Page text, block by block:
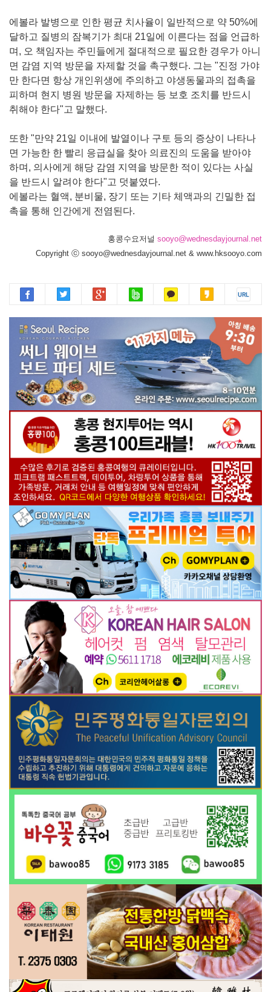
에볼라 발병으로 인한 평균 치사율이 일반적으로 약 50%에
달하고 질병의 잠복기가 최대 21일에 이른다는 점을 언급하
며, 오 책임자는 주민들에게 절대적으로 필요한 경우가 아니
면 감염 지역 방문을 자제할 것을 촉구했다. 그는 "진정 가야
만 한다면 항상 개인위생에 주의하고 야생동물과의 접촉을
피하며 현지 병원 방문을 자제하는 등 보호 조치를 반드시
취해야 한다"고 말했다.
또한 "만약 21일 이내에 발열이나 구토 등의 증상이 나타나
면 가능한 한 빨리 응급실을 찾아 의료진의 도움을 받아야
하며, 의사에게 해당 감염 지역을 방문한 적이 있다는 사실
을 반드시 알려야 한다"고 덧붙였다.
에볼라는 혈액, 분비물, 장기 또는 기타 체액과의 긴밀한 접
촉을 통해 인간에게 전염된다.
홍콩수요저널 sooyo@wednesdayjournal.net
Copyright ⓒ sooyo@wednesdayjournal.net & www.hksooyo.com